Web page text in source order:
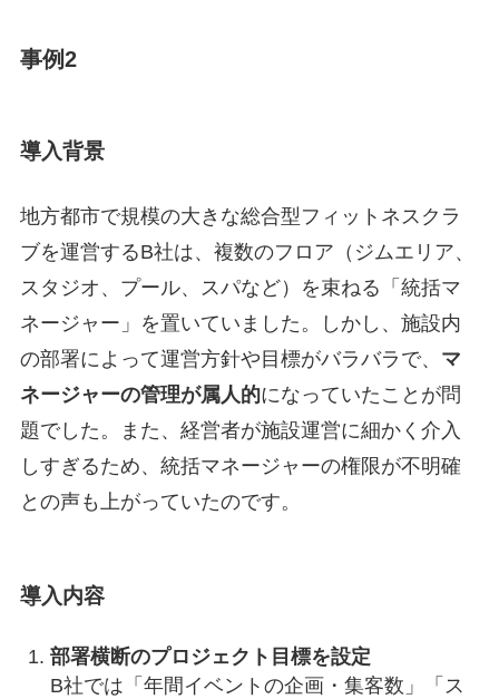
事例2
導入背景
地方都市で規模の大きな総合型フィットネスクラ
ブを運営するB社は、複数のフロア（ジムエリア、
スタジオ、プール、スパなど）を束ねる「統括マ
ネージャー」を置いていました。しかし、施設内
の部署によって運営方針や目標がバラバラで、 マ
ネージャーの管理が属人的になっていたことが問
題でした。また、経営者が施設運営に細かく介入
しすぎるため、統括マネージャーの権限が不明確
との声も上がっていたのです。
導入内容
部署横断のプロジェクト目標を設定
B社では「年間イベントの企画・集客数」「ス